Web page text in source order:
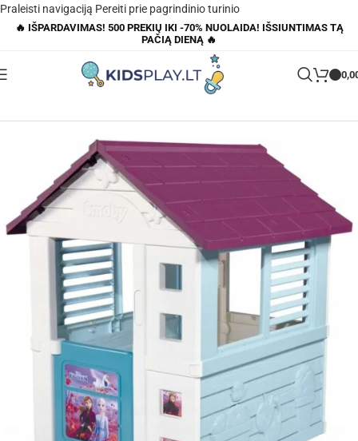
Praleisti navigaciją Pereiti prie pagrindinio turinio
🔥 IŠPARDAVIMAS! 500 PREKIŲ IKI -70% NUOLAIDA! IŠSIUNTIMAS TĄ
PAČIĄ DIENĄ 🔥
Parduotuvė Vaikų žaidimų namelis Frozen